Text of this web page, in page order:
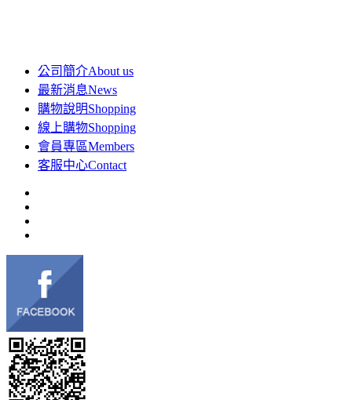
公司簡介About us
最新消息News
購物說明Shopping
線上購物Shopping
會員專區Members
客服中心Contact